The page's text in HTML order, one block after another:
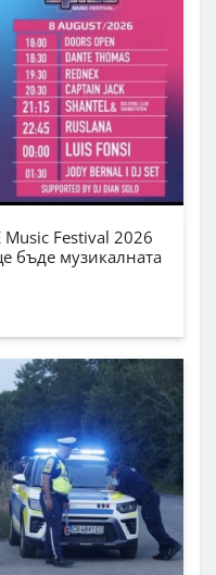
Music Festival 2026
бъде музикалната